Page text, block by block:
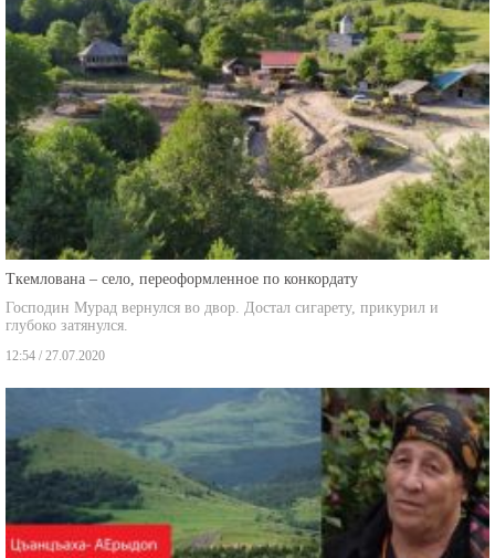
Ткемлована – село, переоформленное по конкордату
Господин Мурад вернулся во двор. Достал сигарету, прикурил и
глубоко затянулся.
12:54 / 27.07.2020